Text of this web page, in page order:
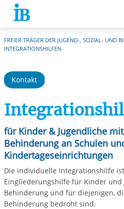
Springe zum Inhalt
FREIER TRÄGER DER JUGEND-, SOZIAL- UND
INTEGRATIONSHILFEN
Kontakt
für Kinder & Jugendliche
Behinderung an Schulen
Kindertageseinrichtungen
Die individuelle Integrationshilfe
Eingliederungshilfe für Kinder und
Behinderung und für diejenigen,
Behinderung bedroht sind.